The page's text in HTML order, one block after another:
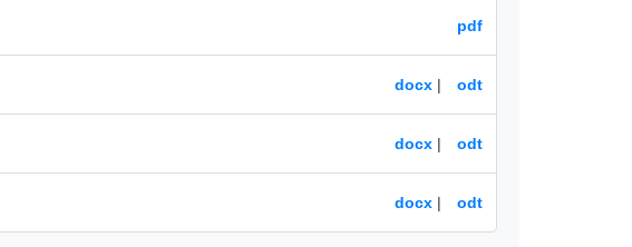
pdf
docx | odt
docx | odt
docx | odt